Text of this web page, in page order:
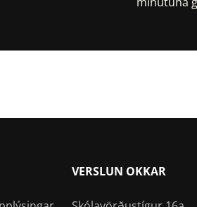
VERSLUN OKKAR